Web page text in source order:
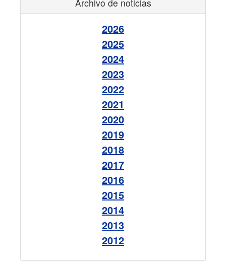
Archivo de noticias
2026
2025
2024
2023
2022
2021
2020
2019
2018
2017
2016
2015
2014
2013
2012